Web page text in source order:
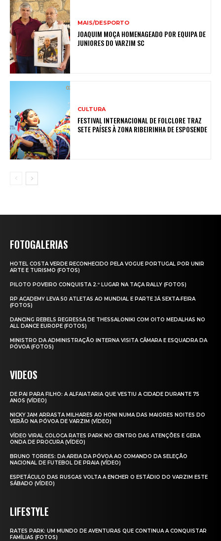
MAIS/DESPORTO
JOAQUIM MOÇA HOMENAGEADO POR EQUIPA DE
JUNIORES DO VARZIM SC
CULTURA
FESTIVAL INTERNACIONAL DE FOLCLORE TRAZ
SETE PAÍSES À ZONA RIBEIRINHA DE ESPOSENDE
FOTOGALERIAS
HOTEL COSTA VERDE RECONHECIDO PELA VOGUE PORTUGAL POR UNIR
ARTE E TURISMO (FOTOS)
PILOTO POVEIRO CONQUISTA 2.º LUGAR NA TAÇA RALLY (FOTOS)
RP ACADEMY LEVA 50 ATLETAS AO MUNDIAL E PARTE JÁ SEXTA‑FEIRA
(FOTOS)
DANCING REBELS REGRESSA DE THESSALONIKI COM OITO MEDALHAS NO
ALL DANCE EUROPE (FOTOS)
MINISTRO DA ADMINISTRAÇÃO INTERNA VISITA CÂMARA E ESQUADRA DA
PÓVOA (FOTOS)
VIDEOS
DE PAI PARA FILHO: A ALFAIATARIA QUE VESTIU A CIDADE DURANTE 75
ANOS (VÍDEO)
NICKY JAM ARRASTA MILHARES AO HONI NUMA DAS MAIORES NOITES DO
VERÃO NA PÓVOA DE VARZIM (VÍDEO)
VÍDEO VIRAL COLOCA RATES PARK NO CENTRO DAS ATENÇÕES E GERA
ONDA DE PROCURA (VÍDEO)
BRUNO TORRES: DA AREIA DA PÓVOA AO COMANDO DA SELEÇÃO
NACIONAL DE FUTEBOL DE PRAIA (VÍDEO)
ESPETÁCULO DAS RUSGAS VOLTA A ENCHER O ESTÁDIO DO VARZIM ESTE
SÁBADO (VÍDEO)
LIFESTYLE
RATES PARK: UM MUNDO DE AVENTURAS QUE CONTINUA A CONQUISTAR
FAMÍLIAS (FOTOS)